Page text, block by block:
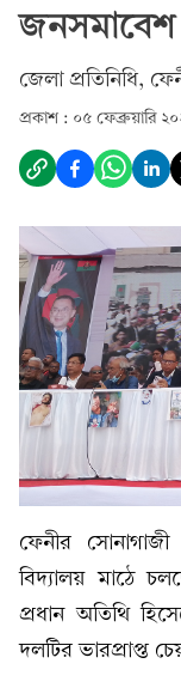
জনসমাবেশ
জেলা প্রতিনিধি,
প্রকাশ : ০৫ ফেব্রুয়ারি
ফেনীর
বিদ্যালয় মাঠে
প্রধান অতিথি
দলটির ভারপ্রাপ্ত